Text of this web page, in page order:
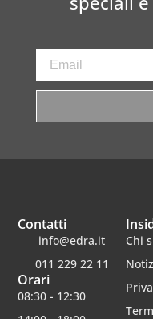
Chi
Contatti
info@edra.it
011 229 22 11
Orari
08:30 - 12:30